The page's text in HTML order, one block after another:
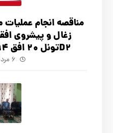
مناقصه انجام
D2تونل 20 افق 2194 معدن همکار .
۶ مرداد ۱۴۰۵